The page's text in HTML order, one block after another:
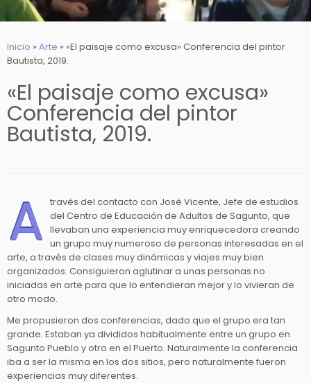
Inicio » Arte » «El paisaje como excusa» Conferencia del pintor
Bautista, 2019.
«El paisaje como excusa»
Conferencia del pintor
Bautista, 2019.
A través del contacto con José Vicente, Jefe de estudios
del Centro de Educación de Adultos de Sagunto, que
llevaban una experiencia muy enriquecedora creando
un grupo muy numeroso de personas interesadas en el
arte, a través de clases muy dinámicas y viajes muy bien
organizados. Consiguieron aglutinar a unas personas no
iniciadas en arte para que lo entendieran mejor y lo vivieran de
otro modo.
Me propusieron dos conferencias, dado que el grupo era tan
grande. Estaban ya divididos habitualmente entre un grupo en
Sagunto Pueblo y otro en el Puerto. Naturalmente la conferencia
iba a ser la misma en los dos sitios, pero naturalmente fueron
experiencias muy diferentes.